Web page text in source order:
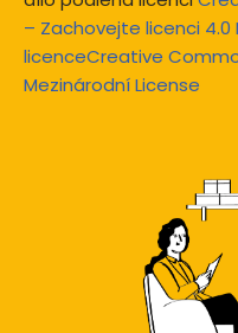
– Zachovejte licenci
licenceCreative
Mezinárodní License